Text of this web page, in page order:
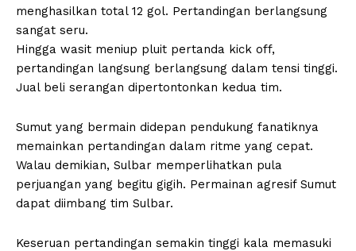
menghasilkan total 12 gol. Pertandingan berlangsung
sangat seru.
Hingga wasit meniup pluit pertanda kick off,
pertandingan langsung berlangsung dalam tensi tinggi.
Jual beli serangan dipertontonkan kedua tim.
Sumut yang bermain didepan pendukung fanatiknya
memainkan pertandingan dalam ritme yang cepat.
Walau demikian, Sulbar memperlihatkan pula
perjuangan yang begitu gigih. Permainan agresif Sumut
dapat diimbang tim Sulbar.
Keseruan pertandingan semakin tinggi kala memasuki